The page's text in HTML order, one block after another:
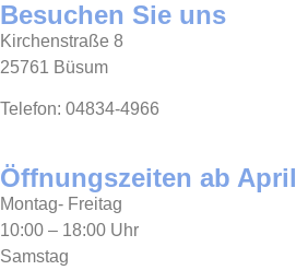
Besuchen Sie uns
Kirchenstraße 8
25761 Büsum
Telefon: 04834-4966
Öffnungszeiten ab April
Montag- Freitag
10:00 – 18:00 Uhr
Samstag